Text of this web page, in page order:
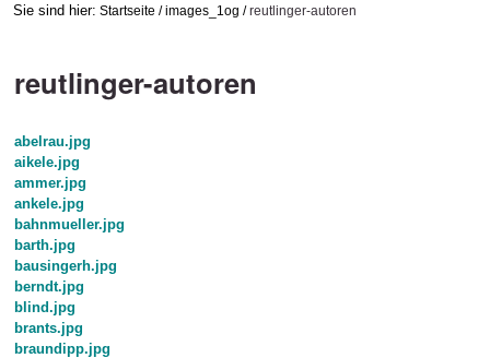
Sie sind hier: Startseite /images_1og /reutlinger-autoren
reutlinger-autoren
abelrau.jpg
aikele.jpg
ammer.jpg
ankele.jpg
bahnmueller.jpg
barth.jpg
bausingerh.jpg
berndt.jpg
blind.jpg
brants.jpg
braundipp.jpg